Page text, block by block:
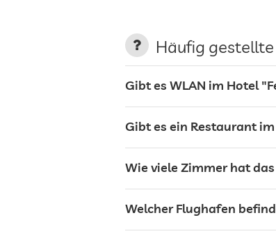
Häufig
Gibt es WLAN im Hotel
Gibt es ein Restaurant
Wie viele Zimmer hat
Welcher Flughafen